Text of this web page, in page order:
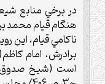
در برخي منابع
هنگام قيام محمد
ناکامي قيام، اين
برادرش، امام